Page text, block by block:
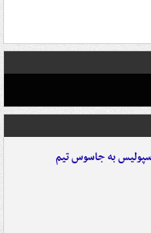
به جاسوس تیم